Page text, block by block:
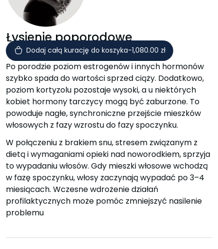
Łysienie poporodowe
Dodaj całą kurację do koszyka-1,080.00 zł
Po porodzie poziom estrogenów i innych hormonów
szybko spada do wartości sprzed ciąży. Dodatkowo,
poziom kortyzolu pozostaje wysoki, a u niektórych
kobiet hormony tarczycy mogą być zaburzone. To
powoduje nagłe, synchroniczne przejście mieszków
włosowych z fazy wzrostu do fazy spoczynku.
W połączeniu z brakiem snu, stresem związanym z
dietą i wymaganiami opieki nad noworodkiem, sprzyja
to wypadaniu włosów. Gdy mieszki włosowe wchodzą
w fazę spoczynku, włosy zaczynają wypadać po 3–4
miesiącach. Wczesne wdrożenie działań
profilaktycznych może pomóc zmniejszyć nasilenie
problemu